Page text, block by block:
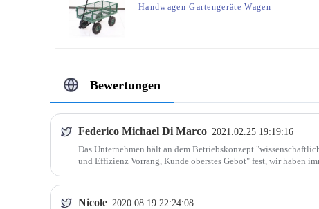
Handwagen Gartengeräte Wagen
Bewertungen
Federico Michael Di Marco 2021.02.25 19:19:16
Das Unternehmen hält an dem Betriebskonzept
und Effizienz Vorrang, Kunde oberstes Gebot" fest, wir haben
Nicole 2020.08.19 22:24:08